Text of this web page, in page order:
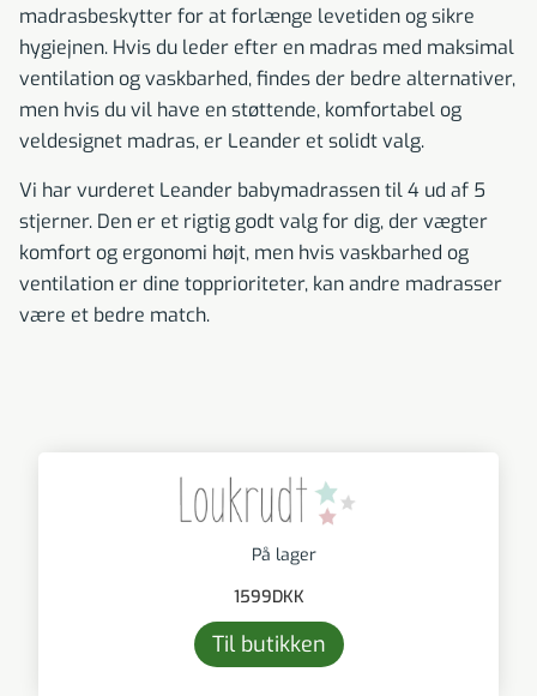
madrasbeskytter for at forlænge levetiden og sikre
hygiejnen. Hvis du leder efter en madras med maksimal
ventilation og vaskbarhed, findes der bedre alternativer,
men hvis du vil have en støttende, komfortabel og
veldesignet madras, er Leander et solidt valg.
Vi har vurderet Leander babymadrassen til 4 ud af 5
stjerner. Den er et rigtig godt valg for dig, der vægter
komfort og ergonomi højt, men hvis vaskbarhed og
ventilation er dine topprioriteter, kan andre madrasser
være et bedre match.
På lager
1599DKK
Til butikken